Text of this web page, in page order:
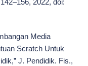
2022, doi:
Media
Scratch Untuk
J. Pendidik. Fis.,